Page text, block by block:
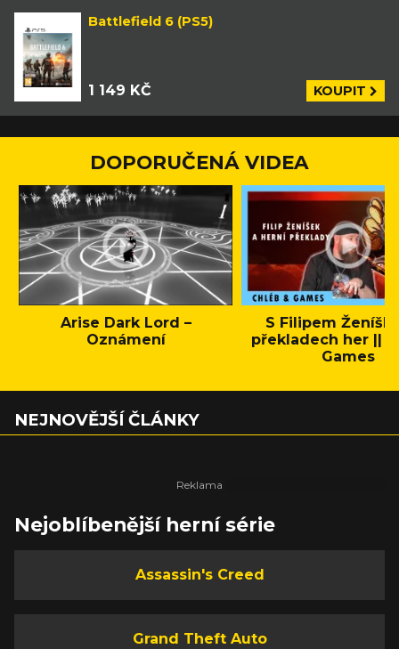
Battlefield 6 (PS5)
1 149 KČ KOUPIT
DOPORUČENÁ VIDEA
Arise Dark Lord –
Oznámení
S Filipem
překladech her ||
Games
NEJNOVĚJŠÍ ČLÁNKY
Nejoblíbenější herní série
Assassin's Creed
Grand Theft Auto